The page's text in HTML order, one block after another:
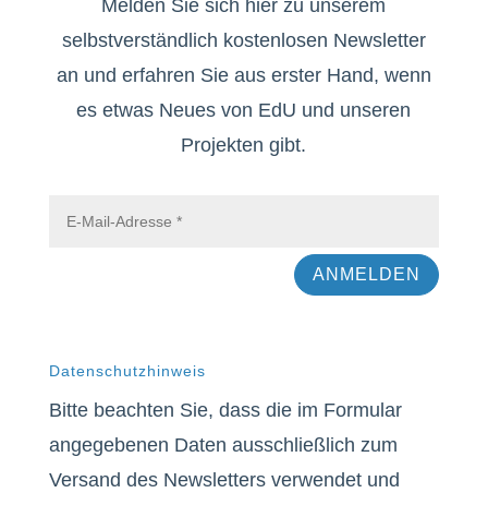
Melden Sie sich hier zu unserem
selbstverständlich kostenlosen Newsletter
an und erfahren Sie aus erster Hand, wenn
es etwas Neues von EdU und unseren
Projekten gibt.
ANMELDEN
Datenschutzhinweis
Bitte beachten Sie, dass die im Formular
angegebenen Daten ausschließlich zum
Versand des Newsletters verwendet und